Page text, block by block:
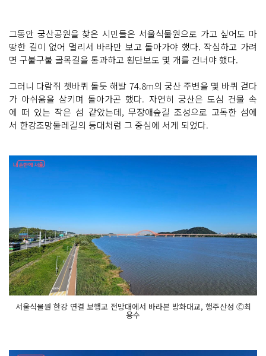
그동안 궁산공원을 찾은 시민들은 서울식물원으로 가고 싶어도 마
땅한 길이 없어 멀리서 바라만 보고 돌아가야 했다. 작심하고 가려
면 구불구불 골목길을 통과하고 횡단보도 몇 개를 건너야 했다.
그러니 다람쥐 쳇바퀴 돌듯 해발 74.8m의 궁산 주변을 몇 바퀴 걷다
가 아쉬움을 삼키며 돌아가곤 했다. 자연히 궁산은 도심 건물 속
에 떠 있는 작은 섬 같았는데, 무장애숲길 조성으로 고독한 섬에
서 한강조망둘레길의 등대처럼 그 중심에 서게 되었다.
서울식물원 한강 연결 보행교 전망대에서 바라본 방화대교, 행주산성 Ⓒ최
용수